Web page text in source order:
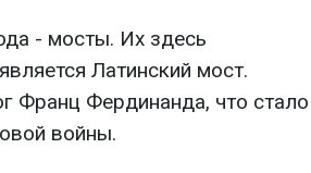
- мосты. Их здесь
Латинский мост.
Франц Фердинанда, что стало
войны.